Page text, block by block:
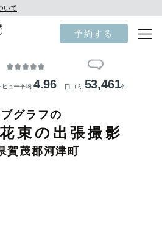
いて
予約する
ビュー平均 4.96 口コミ 53,461件
ブグラフの
束の出張撮影
賀茂郡河津町